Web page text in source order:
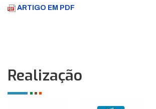
ARTIGO EM PDF
Realização